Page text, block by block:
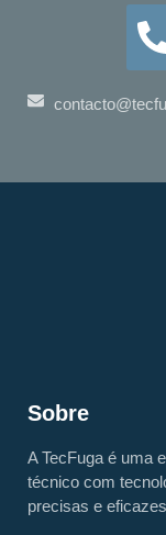
Sobre
A TecFuga é uma
técnico com
precisas e